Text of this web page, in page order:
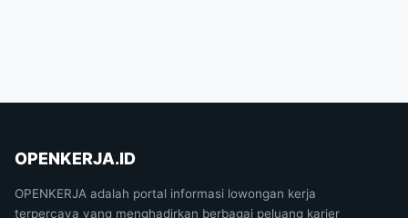
OPENKERJA.ID
OPENKERJA adalah portal informasi lowongan kerja
terpercaya yang menghadirkan berbagai peluang karier